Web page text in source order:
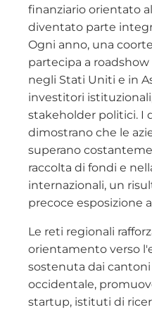
finanziario orientato
diventato parte
Ogni anno, una
partecipa a
negli Stati Uniti e in
investitori
stakeholder politici. I
dimostrano che le
superano
raccolta di fondi e
internazionali, un
precoce esposizione
Le reti regionali
orientamento verso
sostenuta dai cantoni
occidentale,
startup, istituti di